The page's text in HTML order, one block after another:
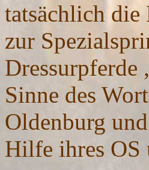
tatsächlich die
zur
Dressurpferde
Sinne des
Oldenburg
Hilfe ihres OS